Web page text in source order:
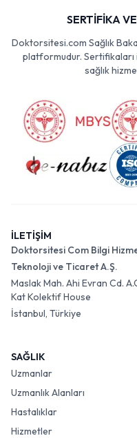
SERTİFİKA
Doktorsitesi.com Sağlık
platformudur. Sertifikaları
sağlık
İLETİŞİM
Doktorsitesi Com Bilgi
Teknoloji ve Ticaret A.Ş.
Maslak Mah. Ahi Evran Cd.
Kat Kolektif House
İstanbul, Türkiye
SAĞLIK
Uzmanlar
Uzmanlık Alanları
Hastalıklar
Hizmetler